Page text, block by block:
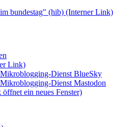
bundestag" (hib) (Interner Link)
Link)
Dienst BlueSky
Dienst Mastodon
ein neues Fenster)